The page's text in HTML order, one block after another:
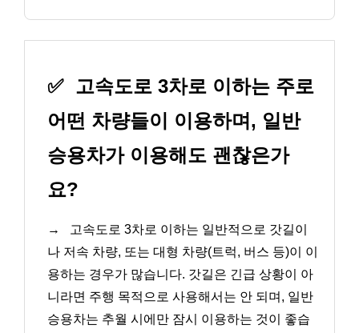
✅ 고속도로 3차로 이하는 주로
어떤 차량들이 이용하며, 일반
승용차가 이용해도 괜찮은가
요?
→
고속도로 3차로 이하는 일반적으로 갓길이
나 저속 차량, 또는 대형 차량(트럭, 버스 등)이 이
용하는 경우가 많습니다. 갓길은 긴급 상황이 아
니라면 주행 목적으로 사용해서는 안 되며, 일반
승용차는 추월 시에만 잠시 이용하는 것이 좋습